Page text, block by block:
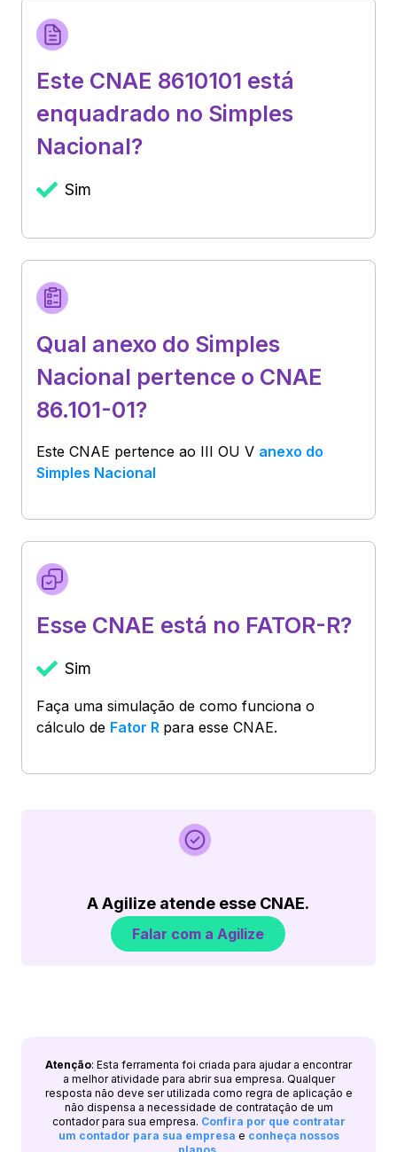
Este CNAE 8610101 está
enquadrado no Simples
Nacional?
Sim
Qual anexo do Simples
Nacional pertence o CNAE
86.101-01?
Este CNAE pertence ao III OU V anexo do
Simples Nacional
Esse CNAE está no FATOR-R?
Sim
Faça uma simulação de como funciona o
cálculo de Fator R para esse CNAE.
A Agilize atende esse CNAE.
Falar com a Agilize
Atenção: Esta ferramenta foi criada para ajudar a encontrar
a melhor atividade para abrir sua empresa. Qualquer
resposta não deve ser utilizada como regra de aplicação e
não dispensa a necessidade de contratação de um
contador para sua empresa. Confira por que contratar
um contador para sua empresa e conheça nossos